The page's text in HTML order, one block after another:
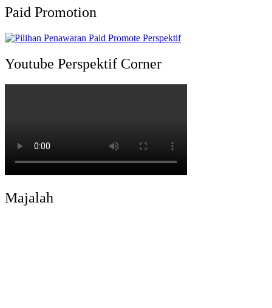
Paid Promotion
Youtube Perspektif Corner
Majalah